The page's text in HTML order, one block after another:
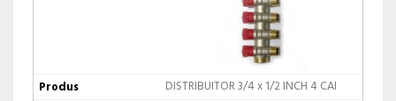
DISTRIBUITOR 3/4 x 1/2 INCH 4 CAI